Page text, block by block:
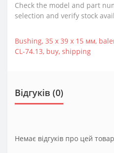
Check the model and part
selection and verify stock
Bushing, 35 х 39 х 15 мм,
CL-74.13, buy, shipping
Відгуків (0)
Немає відгуків про цей